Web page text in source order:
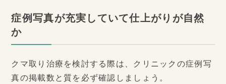
症例写真が充実していて仕上がりが自然
か
クマ取り治療を検討する際は、クリニックの症例写
真の掲載数と質を必ず確認しましょう。